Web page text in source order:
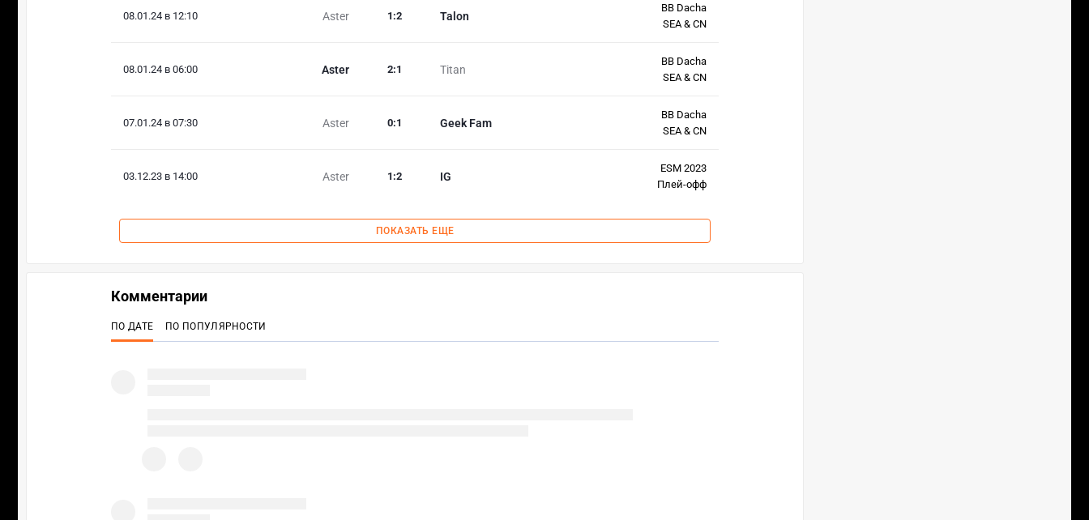
08.01.24 в 12:10 Aster Talon
1 :2
BB Dacha
SEA & CN
08.01.24 в 06:00 Aster Titan
2:1
BB Dacha
SEA & CN
07.01.24 в 07:30 Aster Geek Fam
0:1
BB Dacha
SEA & CN
03.12.23 в 14:00 Aster IG
1 :2
ESM 2023
Плей-офф
ПОКАЗАТЬ ЕЩЕ
Комментарии
ПО ДАТЕ ПО ПОПУЛЯРНОСТИ